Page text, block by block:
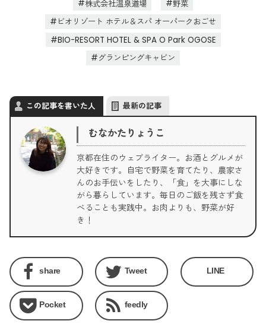
株式会社温泉道場
野菜
ビオリゾート ホテル＆スパ オーパークおごせ
BIO-RESORT HOTEL & SPA O Park OGOSE
グランピングキャビン
この記事を書いた人 最新の記事
むなかたりょうこ
京都在住のウェブライター。お酒とグルメが
大好きです。自宅で野菜を育てたり、農家さ
んのお手伝いをしたり、「食」を大事にしな
がら暮らしています。毎日のご飯を残さず食
べることも実践中。お肉よりも、野菜が好
き！
share Tweet LINE
Pocket feedly